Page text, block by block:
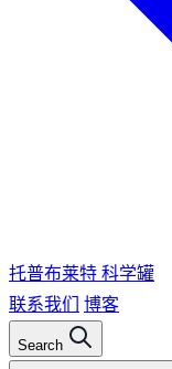
托普布莱特科学罐
联系我们 博客
Search